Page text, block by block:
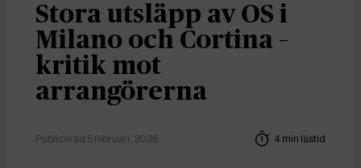
Stora utsläpp av OS i
Milano och Cortina –
kritik mot
arrangörerna
Publicerad 5 februari, 2026 4 min lästid